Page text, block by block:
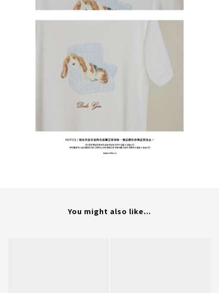
You might also like...